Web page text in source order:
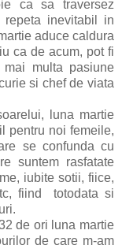
ca sa traversez
inevitabil in
aduce caldura
ca de acum, pot fi
multa pasiune
si chef de viata
luna martie
pentru noi femeile,
se confunda cu
suntem rasfatate
iubite sotii, fiice,
fiind totodata si
ori luna martie
de care m-am